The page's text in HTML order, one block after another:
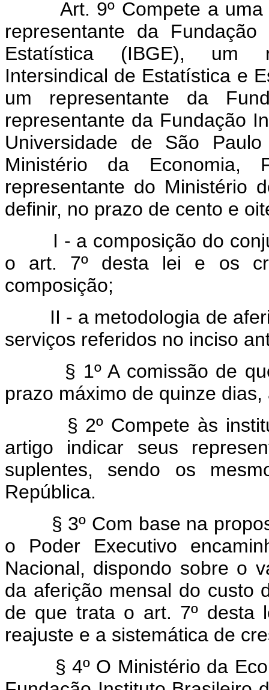
Art. 9º Compete a uma
representante da
Estatística (IBGE), um
Intersindical de Estatística e
um representante da
representante da Fundação
Universidade de São
Ministério da Economia,
representante do Ministério
definir, no prazo de cento e
I - a composição do
o art. 7º desta lei e os
composição;
II - a metodologia de
serviços referidos no inciso
§ 1º A comissão de que
prazo máximo de quinze
§ 2º Compete às
artigo indicar seus
suplentes, sendo os
República.
§ 3º Com base na
o Poder Executivo
Nacional, dispondo sobre o
da aferição mensal do custo
de que trata o art. 7º desta
reajuste e a sistemática de
§ 4º O Ministério da